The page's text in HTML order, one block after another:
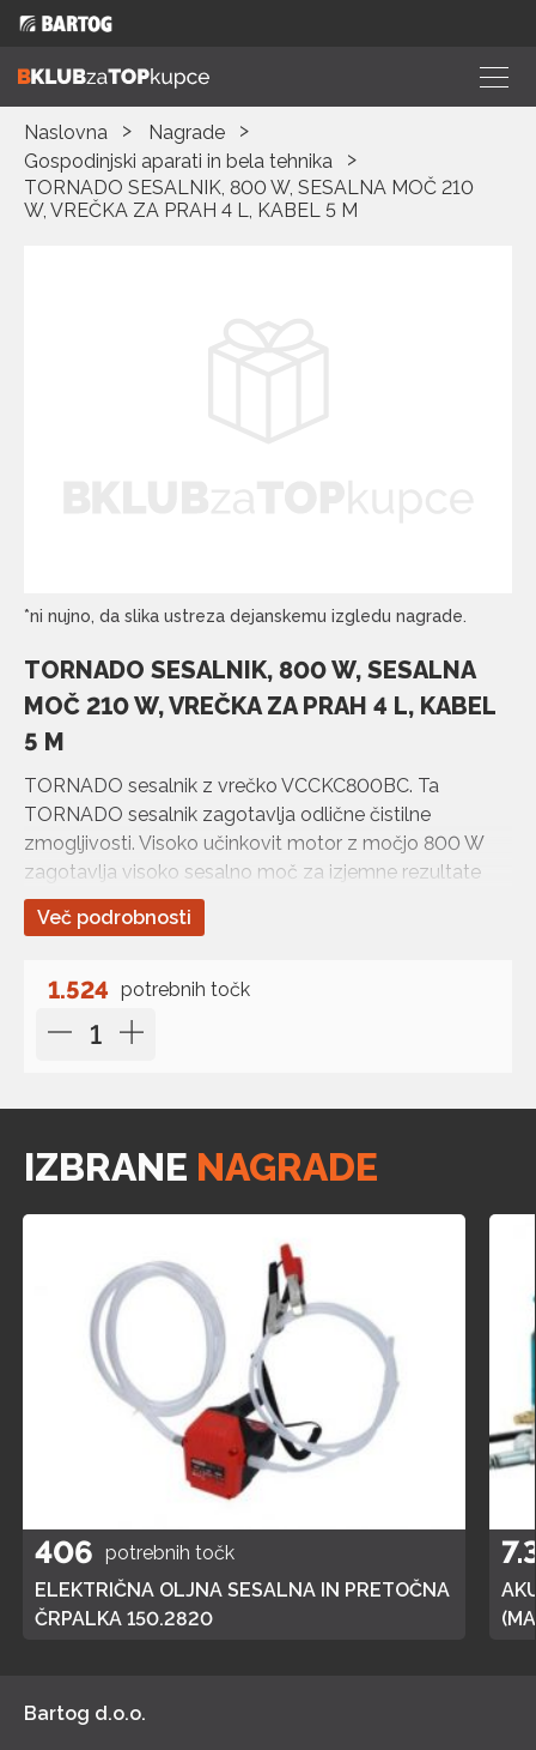
Naslovna
Nagrade
Gospodinjski aparati in bela tehnika
TORNADO SESALNIK, 800 W, SESALNA MOČ 210
W, VREČKA ZA PRAH 4 L, KABEL 5 M
*ni nujno, da slika ustreza dejanskemu izgledu nagrade.
TORNADO SESALNIK, 800 W, SESALNA
MOČ 210 W, VREČKA ZA PRAH 4 L, KABEL
5 M
TORNADO sesalnik z vrečko VCCKC800BC. Ta
TORNADO sesalnik zagotavlja odlične čistilne
zmogljivosti. Visoko učinkovit motor z močjo 800 W
zagotavlja visoko sesalno moč za izjemne rezultate
čiščenja.
Visoko učinkovita šoba in visoka sesalna moč zagotav…
Več podrobnosti
1.524 potrebnih točk
IZBRANE NAGRADE
406 potrebnih točk
ELEKTRIČNA OLJNA SESALNA IN PRETOČNA
ČRPALKA 150.2820
Bartog d.o.o.